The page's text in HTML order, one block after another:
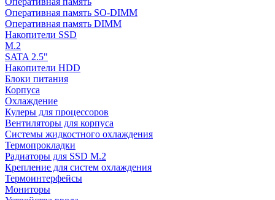
Оперативная память SO-DIMM
Оперативная память DIMM
Накопители SSD
M.2
SATA 2.5"
Накопители HDD
Блоки питания
Корпуса
Охлаждение
Кулеры для процессоров
Вентиляторы для корпуса
Системы жидкостного охлаждения
Термопрокладки
Радиаторы для SSD M.2
Крепление для систем охлаждения
Термоинтерфейсы
Мониторы